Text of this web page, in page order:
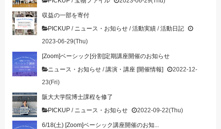
収益の一部を寄付
PICKUP / ニュース・お知らせ /活動実績 /活動日記
2023-06-29(Thu)
[Zoom]ベーシック[分割]定期講座開催のお知らせ
ニュース・お知らせ /講演・講座 [開催情報]
2022-12-
23(Fri)
阪大大学院博士課程を修了
PICKUP / ニュース・お知らせ 2022-09-22(Thu)
6/18(土) [Zoom]ベーシック講座開催のお知...